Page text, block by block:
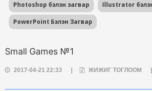
Photoshop бэлэн загвар Illustrator
PowerPoint Бэлэн Загвар
Small Games №1
2017-04-21 22:33 ЖИЖИГ ТОГЛООМ